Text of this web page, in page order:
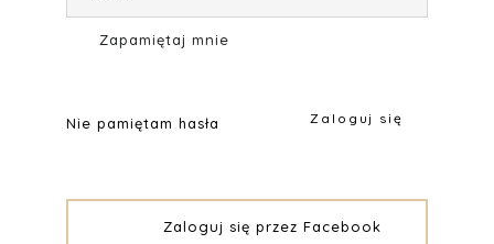
Zapamiętaj mnie
Zaloguj się
Nie pamiętam hasła
Zaloguj się przez Facebook